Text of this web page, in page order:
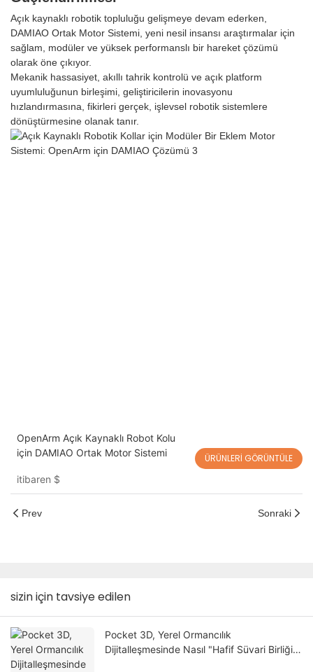
Açık kaynaklı robotik topluluğu gelişmeye devam ederken,
DAMIAO Ortak Motor Sistemi, yeni nesil insansı araştırmalar için
sağlam, modüler ve yüksek performanslı bir hareket çözümü
olarak öne çıkıyor.
Mekanik hassasiyet, akıllı tahrik kontrolü ve açık platform
uyumluluğunun birleşimi, geliştiricilerin inovasyonu
hızlandırmasına, fikirleri gerçek, işlevsel robotik sistemlere
dönüştürmesine olanak tanır.
OpenArm Açık Kaynaklı Robot Kolu
için DAMIAO Ortak Motor Sistemi
itibaren $
ÜRÜNLERI GÖRÜNTÜLE
Prev Sonraki
sizin için tavsiye edilen
Pocket 3D, Yerel Ormancılık
Dijitalleşmesinde Nasıl "Hafif Süvari Birliği"